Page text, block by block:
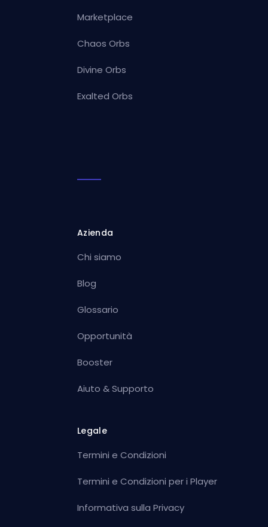
Marketplace
Chaos Orbs
Divine Orbs
Exalted Orbs
Azienda
Chi siamo
Blog
Glossario
Opportunità
Booster
Aiuto & Supporto
Legale
Termini e Condizioni
Termini e Condizioni per i Player
Informativa sulla Privacy